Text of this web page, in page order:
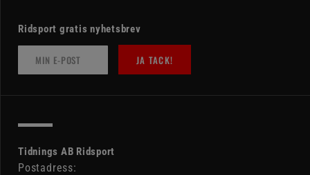
Ridsport gratis nyhetsbrev
JA TACK!
Tidnings AB Ridsport
Postadress: